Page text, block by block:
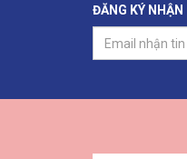
ĐĂNG KÝ NHẬN